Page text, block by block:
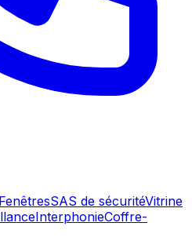
FenêtresSAS de sécuritéVitrine
InterphonieCoffre-